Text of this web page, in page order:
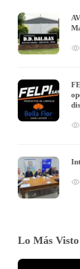
Lo Más Visto